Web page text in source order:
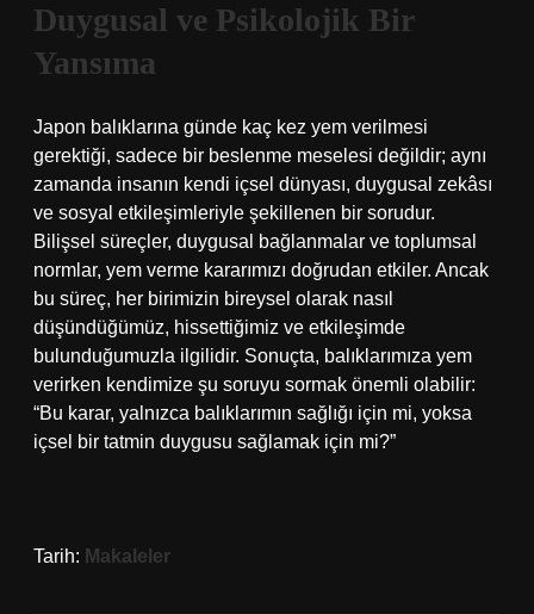
Duygusal ve Psikolojik Bir
Yansıma
Japon balıklarına günde kaç kez yem verilmesi
gerektiği, sadece bir beslenme meselesi değildir; aynı
zamanda insanın kendi içsel dünyası, duygusal zekâsı
ve sosyal etkileşimleriyle şekillenen bir sorudur.
Bilişsel süreçler, duygusal bağlanmalar ve toplumsal
normlar, yem verme kararımızı doğrudan etkiler. Ancak
bu süreç, her birimizin bireysel olarak nasıl
düşündüğümüz, hissettiğimiz ve etkileşimde
bulunduğumuzla ilgilidir. Sonuçta, balıklarımıza yem
verirken kendimize şu soruyu sormak önemli olabilir:
“Bu karar, yalnızca balıklarımın sağlığı için mi, yoksa
içsel bir tatmin duygusu sağlamak için mi?”
Tarih: Makaleler